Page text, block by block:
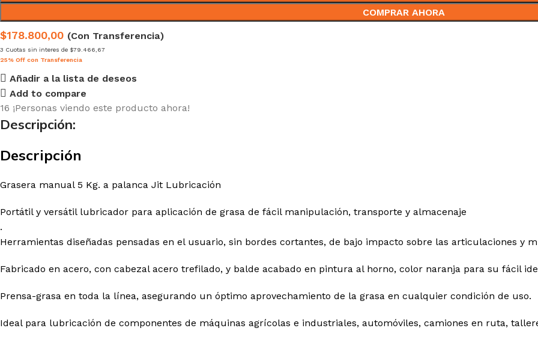
COMPRAR AHORA
$178.800,00 (Con Transferencia)
3 Cuotas sin interes de $79.466,67
25% Off con Transferencia
Añadir a la lista de deseos
Add to compare
16 ¡Personas viendo este producto ahora!
Descripción:
Descripción
Grasera manual 5 Kg. a palanca Jit Lubricación
Portátil y versátil lubricador para aplicación de grasa de fácil manipulación, transporte y almacenaje
.
Herramientas diseñadas pensadas en el usuario, sin bordes cortantes, de bajo impacto sobre las articulaciones y
Fabricado en acero, con cabezal acero trefilado, y balde acabado en pintura al horno, color naranja para su fácil
Prensa-grasa en toda la línea, asegurando un óptimo aprovechamiento de la grasa en cualquier condición de uso.
Ideal para lubricación de componentes de máquinas agrícolas e industriales, automóviles, camiones en ruta,